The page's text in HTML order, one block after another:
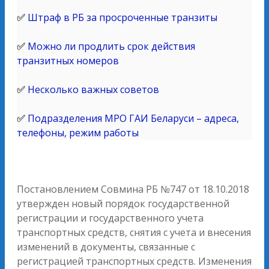
✅ Штраф в РБ за просроченные транзиты
✅ Можно ли продлить срок действия
транзитных номеров
✅ Несколько важных советов
✅ Подразделения МРО ГАИ Беларуси – адреса,
телефоны, режим работы
Постановлением Совмина РБ №747 от 18.10.2018
утвержден новый порядок государственной
регистрации и государственного учета
транспортных средств, снятия с учета и внесения
изменений в документы, связанные с
регистрацией транспортных средств. Изменения